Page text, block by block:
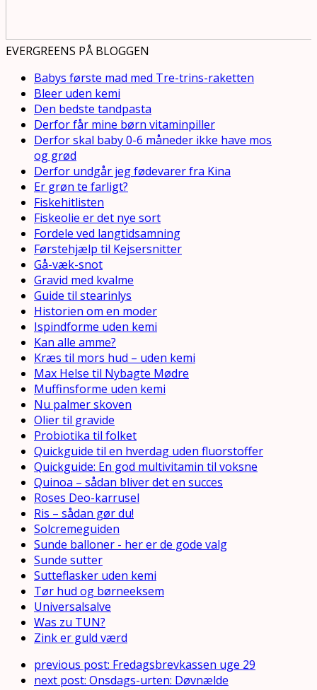
EVERGREENS PÅ BLOGGEN
Babys første mad med Tre-trins-raketten
Bleer uden kemi
Den bedste tandpasta
Derfor får mine børn vitaminpiller
Derfor skal baby 0-6 måneder ikke have mos
og grød
Derfor undgår jeg fødevarer fra Kina
Er grøn te farligt?
Fiskehitlisten
Fiskeolie er det nye sort
Fordele ved langtidsamning
Førstehjælp til Kejsersnitter
Gå-væk-snot
Gravid med kvalme
Guide til stearinlys
Historien om en moder
Ispindforme uden kemi
Kan alle amme?
Kræs til mors hud – uden kemi
Max Helse til Nybagte Mødre
Muffinsforme uden kemi
Nu palmer skoven
Olier til gravide
Probiotika til folket
Quickguide til en hverdag uden fluorstoffer
Quickguide: En god multivitamin til voksne
Quinoa – sådan bliver det en succes
Roses Deo-karrusel
Ris – sådan gør du!
Solcremeguiden
Sunde balloner - her er de gode valg
Sunde sutter
Sutteflasker uden kemi
Tør hud og børneeksem
Universalsalve
Was zu TUN?
Zink er guld værd
previous post: Fredagsbrevkassen uge 29
next post: Onsdags-urten: Døvnælde